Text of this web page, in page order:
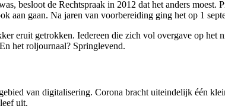
besloot de Rechtspraak in 2012 dat het anders
aan gaan. Na jaren van voorbereiding ging het op 1
eruit getrokken. Iedereen die zich vol overgave op
het roljournaal? Springlevend.
van digitalisering. Corona bracht uiteindelijk één
uit.